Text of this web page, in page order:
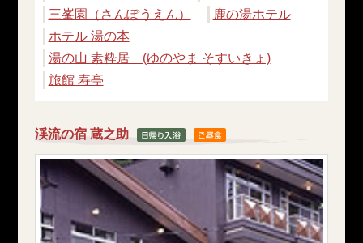
三峯園（さんぽうえん）
鹿の湯ホテル
ホテル 湯の本
湯の山 素粋居 (ゆのやま そすいきょ)
旅館 寿亭
渓流の宿 蔵之助